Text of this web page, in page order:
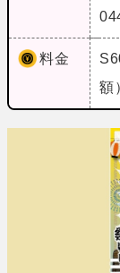
料金
額